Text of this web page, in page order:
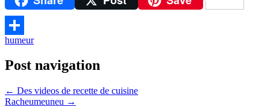
Partager
humeur
Post navigation
← Des videos de recette de cuisine
Racheumeuneu →